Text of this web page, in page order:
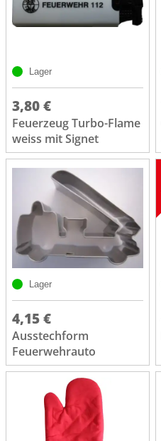
Lager
3,80 €
Feuerzeug Turbo-Flame
weiss mit Signet
Lager
4,15 €
Ausstechform
Feuerwehrauto